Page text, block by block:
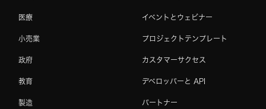
医療
小売業
政府
教育
製造
イベントとウェビナー
プロジェクトテンプレート
カスタマーサクセス
デベロッパーと API
パートナー